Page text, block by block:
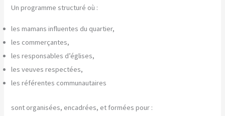
Un programme structuré où :
les mamans influentes du quartier,
les commerçantes,
les responsables d’églises,
les veuves respectées,
les référentes communautaires
sont organisées, encadrées, et formées pour :